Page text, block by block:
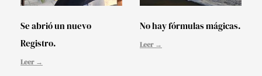
Se abrió un nuevo
Registro.
Leer →
No hay fórmulas mágicas.
Leer →